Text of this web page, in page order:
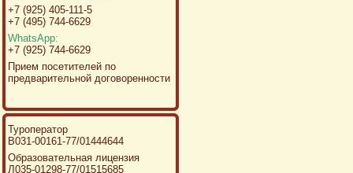
+7 (925) 405-111-5
+7 (495) 744-6629
WhatsApp:
+7 (925) 744-6629
Прием посетителей по
предварительной договоренности
Туроператор
В031-00161-77/01444644
Образовательная лицензия
Л035-01298-77/01515685